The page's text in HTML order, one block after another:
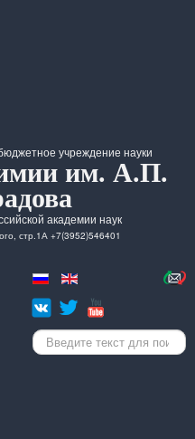
учреждение науки
им. А.П.
академии наук
стр.1А +7(3952)546401
Искать...